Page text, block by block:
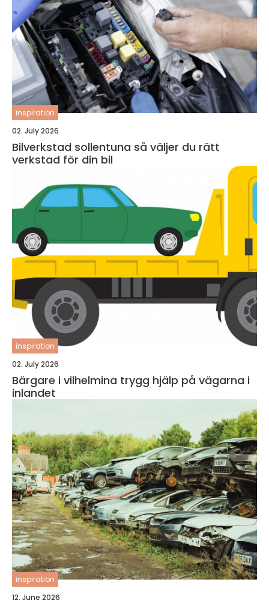
inspiration
02. July 2026
Bilverkstad sollentuna så väljer du rätt
verkstad för din bil
inspiration
02. July 2026
Bärgare i vilhelmina trygg hjälp på vägarna i
inlandet
inspiration
12. June 2026